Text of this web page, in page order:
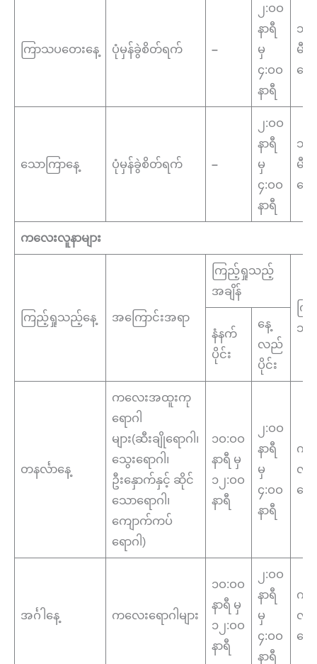
ကြာသပတေးနေ့ ပုံမှန်ခွဲစိတ်ရက် –
၂:ဝဝ
နာရီ
မှ
၄:ဝဝ
နာရီ
သာ
မီး
ဆေ
သောကြာနေ့ ပုံမှန်ခွဲစိတ်ရက် –
၂:ဝဝ
နာရီ
မှ
၄:ဝဝ
နာရီ
သာ
မီး
ဆေ
ကလေးလူနာများ
ကြည့်ရှုသည့်နေ့ အကြောင်းအရာ
ကြည့်ရှုသည့်
အချိန်
က
သည့်
နံနက်
ပိုင်း
နေ့
လည်
ပိုင်း
တနင်္လာနေ့
ကလေးအထူးကု
ရောဂါ
များ(ဆီးချိုရောဂါ၊
သွေးရောဂါ၊
ဦးနှောက်နှင့် ဆိုင်
သောရောဂါ၊
ကျောက်ကပ်
ရောဂါ)
၁ဝ:ဝဝ
နာရီ မှ
၁၂:ဝဝ
နာရီ
၂:ဝဝ
နာရီ
မှ
၄:ဝဝ
နာရီ
က
လူန
ဆေ
အင်္ဂါနေ့ ကလေးရောဂါများ
၁ဝ:ဝဝ
နာရီ မှ
၁၂:ဝဝ
နာရီ
၂:ဝဝ
နာရီ
မှ
၄:ဝဝ
နာရီ
က
လူန
ဆေ